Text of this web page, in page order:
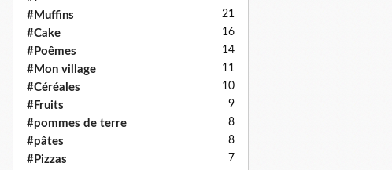
#Muffins 21
#Cake 16
#Poêmes 14
#Mon village 11
#Céréales 10
#Fruits 9
#pommes de terre 8
#pâtes 8
#Pizzas 7